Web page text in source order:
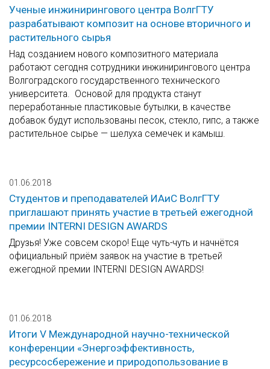
Ученые инжинирингового центра ВолгГТУ
разрабатывают композит на основе вторичного и
растительного сырья
Над созданием нового композитного материала
работают сегодня сотрудники инжинирингового центра
Волгоградского государственного технического
университета. Основой для продукта станут
переработанные пластиковые бутылки, в качестве
добавок будут использованы песок, стекло, гипс, а также
растительное сырье — шелуха семечек и камыш.
01.06.2018
Студентов и преподавателей ИАиС ВолгГТУ
приглашают принять участие в третьей ежегодной
премии INTERNI DESIGN AWARDS
Друзья! Уже совсем скоро! Еще чуть-чуть и начнётся
официальный приём заявок на участие в третьей
ежегодной премии INTERNI DESIGN AWARDS!
01.06.2018
Итоги V Международной научно-технической
конференции «Энергоэффективность,
ресурсосбережение и природопользование в